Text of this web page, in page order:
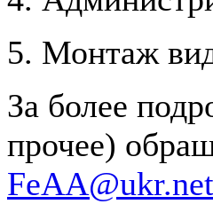
5. Монтаж
За более
прочее)
FeAA@ukr.net